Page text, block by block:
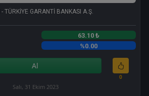
- TÜRKİYE GARANTİ BANKASI A.Ş.
63.10 ₺
%0.00
Al
0
Salı, 31 Ekim 2023